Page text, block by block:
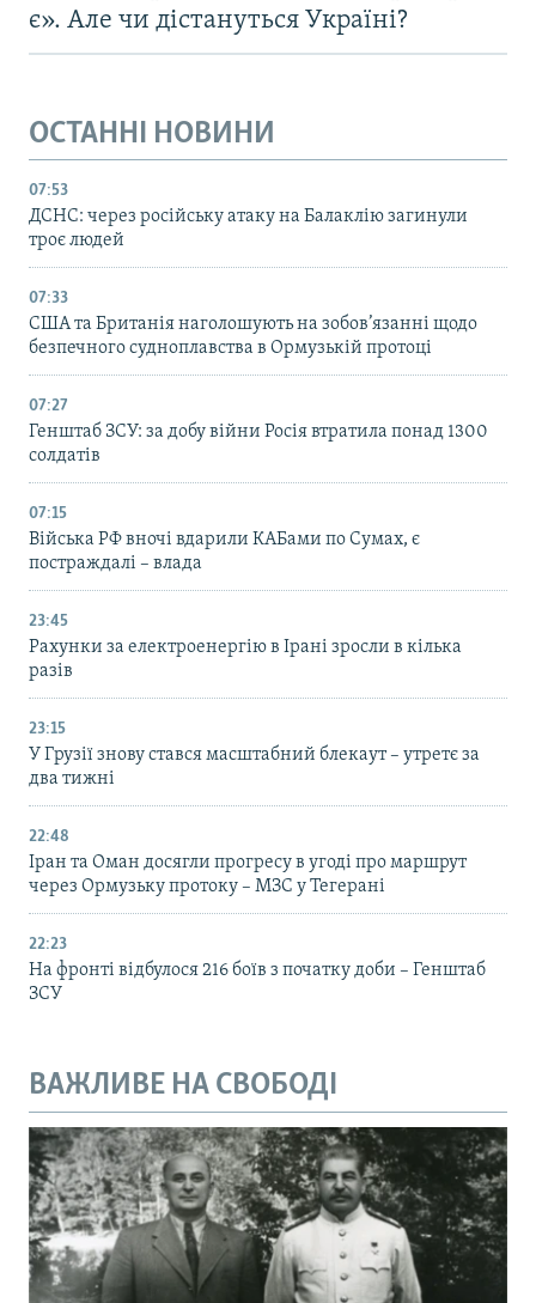
є». Але чи дістануться Україні?
ОСТАННІ НОВИНИ
07:53
ДСНС: через російську атаку на Балаклію загинули
троє людей
07:33
США та Британія наголошують на зобов’язанні щодо
безпечного судноплавства в Ормузькій протоці
07:27
Генштаб ЗСУ: за добу війни Росія втратила понад 1300
солдатів
07:15
Війська РФ вночі вдарили КАБами по Сумах, є
постраждалі – влада
23:45
Рахунки за електроенергію в Ірані зросли в кілька
разів
23:15
У Грузії знову стався масштабний блекаут – утретє за
два тижні
22:48
Іран та Оман досягли прогресу в угоді про маршрут
через Ормузьку протоку – МЗС у Тегерані
22:23
На фронті відбулося 216 боїв з початку доби – Генштаб
ЗСУ
ВАЖЛИВЕ НА СВОБОДІ